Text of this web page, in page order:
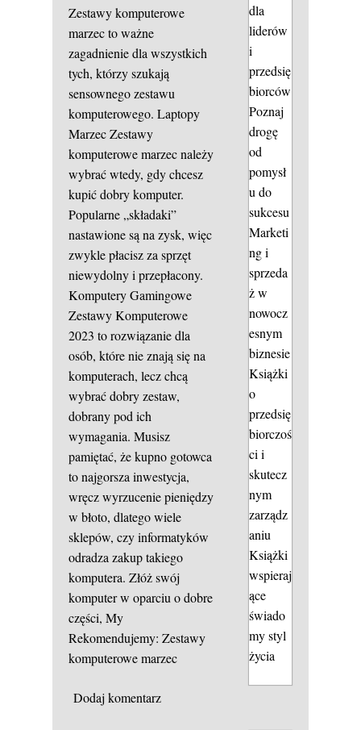
Zestawy komputerowe
marzec to ważne
zagadnienie dla wszystkich
tych, którzy szukają
sensownego zestawu
komputerowego. Laptopy
MarzecZestawy
komputerowe marzec należy
wybrać wtedy, gdy chcesz
kupić dobry komputer.
Popularne „składaki”
nastawione są na zysk, więc
zwykle płacisz za sprzęt
niewydolny i przepłacony.
Komputery Gamingowe
Zestawy Komputerowe
2023 to rozwiązanie dla
osób, które nie znają się na
komputerach, lecz chcą
wybrać dobry zestaw,
dobrany pod ich
wymagania. Musisz
pamiętać, że kupno gotowca
to najgorsza inwestycja,
wręcz wyrzucenie pieniędzy
w błoto, dlatego wiele
sklepów, czy informatyków
odradza zakup takiego
komputera. Złóż swój
komputer w oparciu o dobre
części, My
Rekomendujemy: Zestawy
komputerowe marzec
Dodaj komentarz
dla
liderów
i
przedsię
biorców
Poznaj
drogę
od
pomysł
u do
sukcesu
Marketi
ng i
sprzeda
ż w
nowocz
esnym
biznesie
Książki
o
przedsię
biorczoś
ci i
skutecz
nym
zarządz
aniu
Książki
wspieraj
ące
świado
my styl
życia